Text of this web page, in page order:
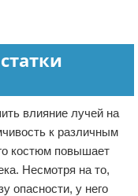
влияние лучей на
к различным
костюм повышает
Несмотря на то,
опасности, у него